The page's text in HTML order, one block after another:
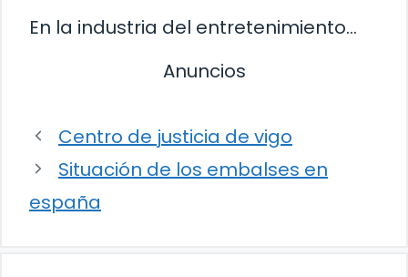
En la industria del entretenimiento…
Anuncios
Centro de justicia de vigo
Situación de los embalses en
españa